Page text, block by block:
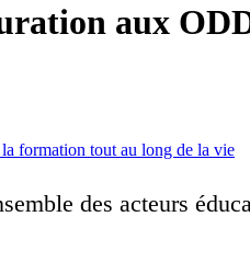
aux
la formation tout au long de la vie
des acteurs